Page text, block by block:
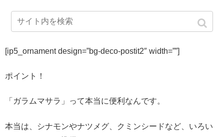
[ip5_ornament design=”bg-deco-postit2″ width=””]
ポイント！
「ガラムマサラ」って本当に便利なんです。
本当は、シナモンやナツメグ、クミンシードなど、いろい